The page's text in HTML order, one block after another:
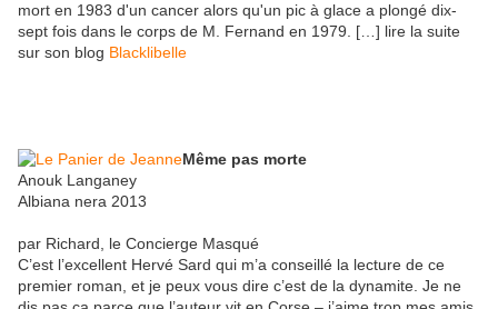
mort en 1983 d'un cancer alors qu'un pic à glace a plongé dix-
sept fois dans le corps de M. Fernand en 1979. […] lire la suite
sur son blog Blacklibelle
Même pas morte
Anouk Langaney
Albiana nera 2013
par Richard, le Concierge Masqué
C’est l’excellent Hervé Sard qui m’a conseillé la lecture de ce
premier roman, et je peux vous dire c’est de la dynamite. Je ne